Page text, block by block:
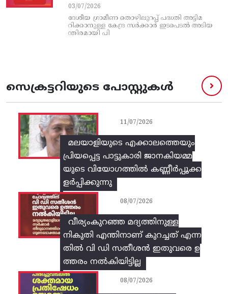
03/07/2026
ദേശീയ ഗ്രാമീണ തൊഴിലുറപ്പ്‌ പദ്ധതി അട്ടിമ
റിക്കാനുള്ള കേന്ദ്ര സര്‍ക്കാര്‍ ഇടപെടല്‍ അടിയ
ന്തിരമായി പി
സെക്രട്ടറിയുടെ പോസ്റ്റുകൾ
മലയാളിയുടെ എക്കാലത്തെയും
പ്രിയപ്പെട്ട പാട്ടുകാരി ജാനകിയമ്മ
യുടെ വിയോഗത്തിൽ കണ്ണീർപ്പൂക്ക
ളർപ്പിക്കുന്നു
11/07/2026
വീര്യംകുറഞ്ഞ മദ്യത്തിനുള്ള
നികുതി എന്തിനാണ് കുറച്ചത് എന്ന
തിൽ വി ഡി സതീശൻ ഇതുവരെ ഉ
ത്തരം നൽകിയിട്ടില്ല
08/07/2026
08/07/2026